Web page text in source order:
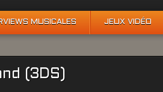
MUSICALES JEUX VIDÉO
(3DS)